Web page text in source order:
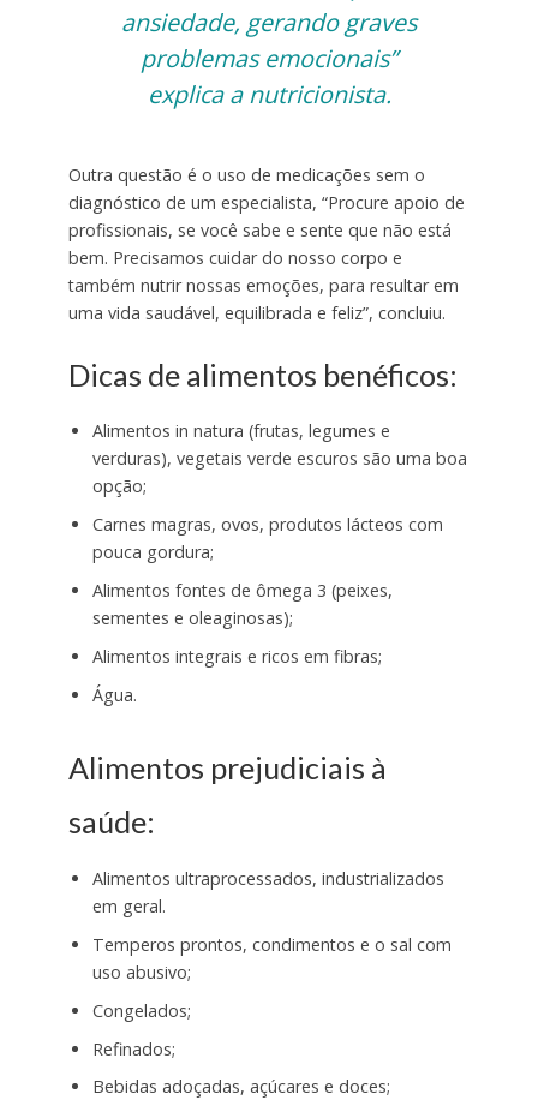
ansiedade, gerando graves
problemas emocionais”
explica a nutricionista.
Outra questão é o uso de medicações sem o
diagnóstico de um especialista, “Procure apoio de
profissionais, se você sabe e sente que não está
bem. Precisamos cuidar do nosso corpo e
também nutrir nossas emoções, para resultar em
uma vida saudável, equilibrada e feliz”, concluiu.
Dicas de alimentos benéficos:
Alimentos in natura (frutas, legumes e
verduras), vegetais verde escuros são uma boa
opção;
Carnes magras, ovos, produtos lácteos com
pouca gordura;
Alimentos fontes de ômega 3 (peixes,
sementes e oleaginosas);
Alimentos integrais e ricos em fibras;
Água.
Alimentos prejudiciais à
saúde:
Alimentos ultraprocessados, industrializados
em geral.
Temperos prontos, condimentos e o sal com
uso abusivo;
Congelados;
Refinados;
Bebidas adoçadas, açúcares e doces;